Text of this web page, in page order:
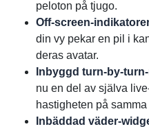
peloton på tjugo.
Off-screen-
din vy pekar en pil i
deras avatar.
Inbyggd turn-by-
nu en del av själva
hastigheten på
Inbäddad väder-